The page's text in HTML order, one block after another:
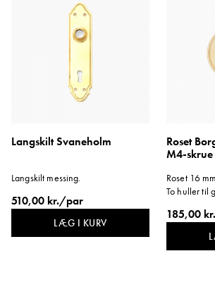
Langskilt Svaneholm
Langskilt messing.
510,00 kr./par
LÆG I KURV
Roset
M4-skrue
Roset 16
To huller til
185,00